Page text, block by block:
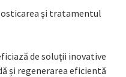
și tratamentul
de soluții inovative
și regenerarea eficientă